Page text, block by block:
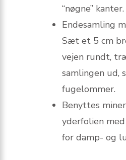
“nøgne” kanter.
Endesamling
Sæt et 5 cm
vejen rundt,
samlingen ud,
fugelommer.
Benyttes
yderfolien
for damp- og